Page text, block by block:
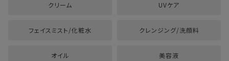
クリーム UVケア
フェイスミスト/化粧水 クレンジング/洗顔料
オイル 美容液